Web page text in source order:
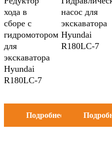
хода в
сборе с
гидромотором
для
экскаватора
Hyundai
R180LC-7
Подробнее
насос для
экскаватора
Hyundai
R180LC-7